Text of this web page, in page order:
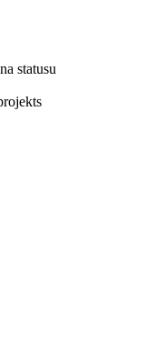
statusu